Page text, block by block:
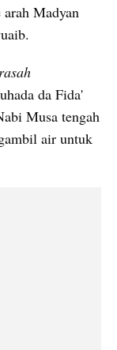
Madyan
da Fida'
Musa tengah
air untuk